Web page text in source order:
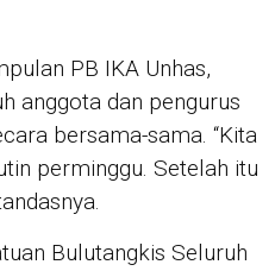
PB IKA Unhas,
anggota dan pengurus
bersama-sama. “Kita
perminggu. Setelah itu
Bulutangkis Seluruh